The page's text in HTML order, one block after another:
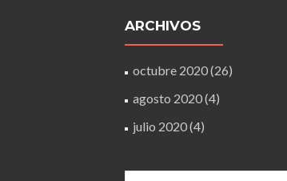
ARCHIVOS
octubre 2020(26)
agosto 2020(4)
julio 2020(4)